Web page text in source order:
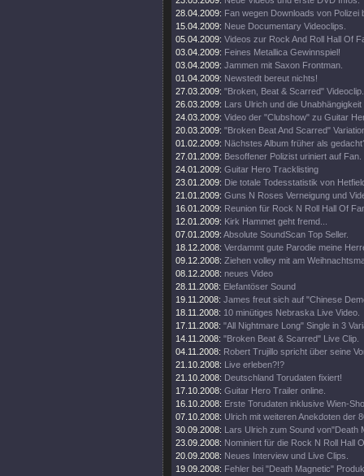
28.04.2009: Fan wegen Downloads von Polizei
15.04.2009: Neue Documentary Videoclips.
05.04.2009: Videos zur Rock And Roll Hall Of
03.04.2009: Feines Metallica Gewinnspiel!
03.04.2009: Jammen mit Saxon Frontman.
01.04.2009: Newstedt bereut nichts!
27.03.2009: "Broken, Beat & Scarred" Videoclip.
26.03.2009: Lars Ulrich und die Unabhängigkeit
24.03.2009: Video der "Clubshow" zu Guitar
20.03.2009: "Broken Beat And Scarred"
01.02.2009: Nächstes Album früher als
27.01.2009: Besoffener Polizist uriniert auf Fan.
24.01.2009: Guitar Hero Tracklisting
23.01.2009: Die totale Todesstatistik von
21.01.2009: Guns N Roses Verneigung und
16.01.2009: Reunion für Rock N Roll Hall Of
12.01.2009: Kirk Hammet geht fremd...
07.01.2009: Absolute SoundScan Top Seller.
18.12.2008: Verdammt gute Parodie meine
09.12.2008: Ziehen volley mit am
08.12.2008: neues Video
28.11.2008: Elefantöser Sound
19.11.2008: James freut sich auf "Chinese
18.11.2008: 10 minütiges Nebraska Live Video.
17.11.2008: "All Nightmare Long" Single in 3
14.11.2008: "Broken Beat & Scarred" Live Clip.
04.11.2008: Robert Trujillo spricht über seine
21.10.2008: Live erleben?!?
21.10.2008: Deutschland Torudaten fixiert!
17.10.2008: Guitar Hero Trailer online.
16.10.2008: Erste Torudaten inklusive Wien-
07.10.2008: Ulrich mit weiteren Anekdoten der
30.09.2008: Lars Ulrich zum Sound von"Death
23.09.2008: Nominiert für die Rock N Roll Hall
20.09.2008: Neues Interview und Live Clips.
19.09.2008: Fehler bei "Death Magnetic"